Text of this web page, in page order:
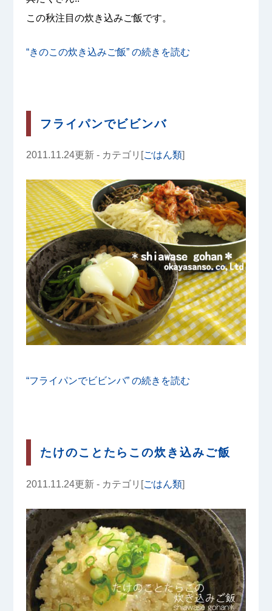
この秋注目の炊き込みご飯です。
“きのこの炊き込みご飯” の続きを読む
フライパンでビビンバ
2011.11.24更新 - カテゴリ[ごはん類]
“フライパンでビビンバ” の続きを読む
たけのことたらこの炊き込みご飯
2011.11.24更新 - カテゴリ[ごはん類]